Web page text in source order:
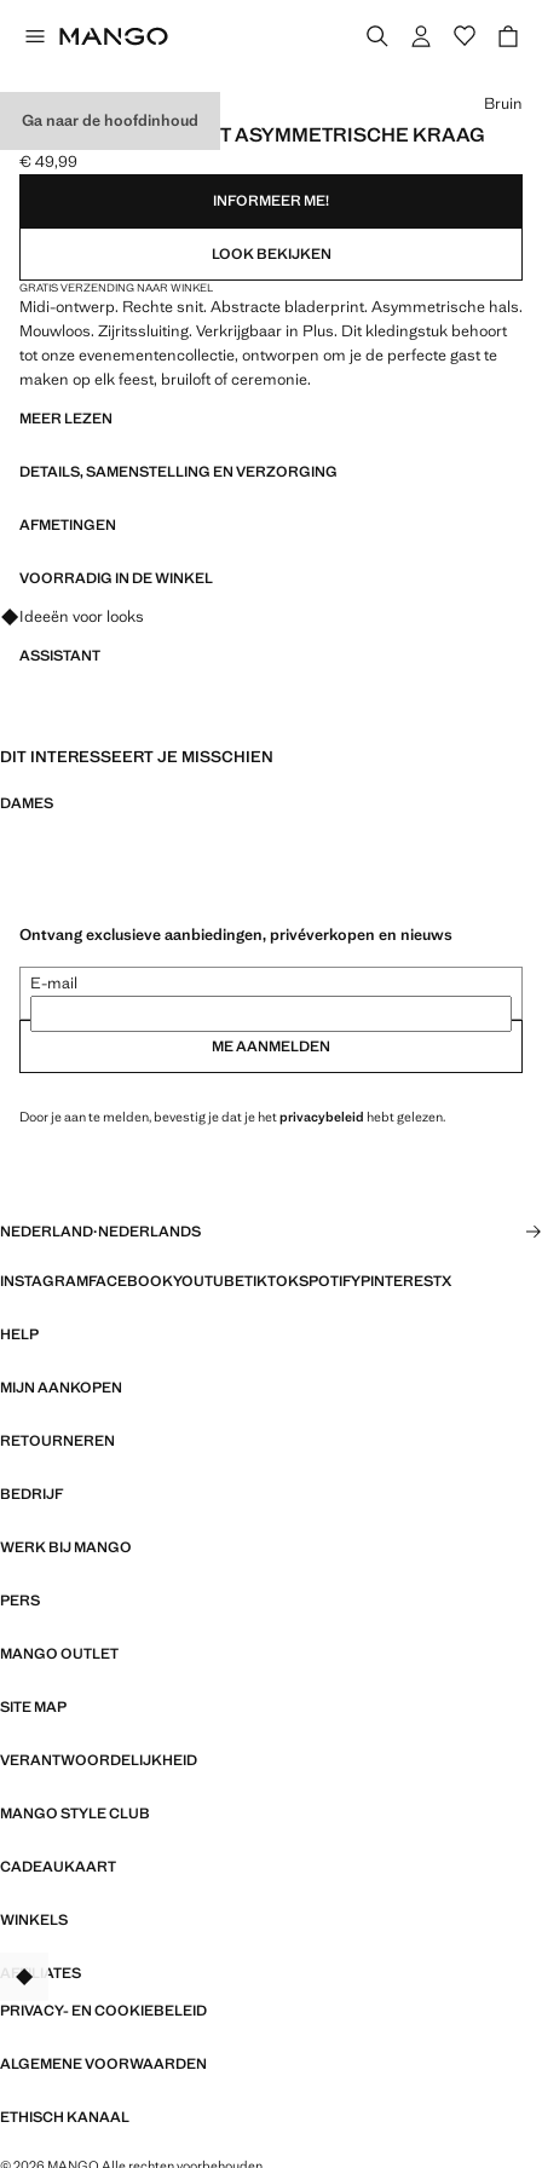
Ga naar de hoofdinhoud
BEDRUKTE JURK MET ASYMMETRISCHE KRAAG
Huidige prijs [€ 49,99 ]
€ 49,99
Kies een kleur
Bruin
INFORMEER ME!
LOOK BEKIJKEN
GRATIS VERZENDING NAAR WINKEL
Midi-ontwerp. Rechte snit. Abstracte bladerprint. Asymmetrische hals.
Mouwloos. Zijritssluiting. Verkrijgbaar in Plus. Dit kledingstuk behoort
tot onze evenementencollectie, ontworpen om je de perfecte gast te
maken op elk feest, bruiloft of ceremonie.
MEER LEZEN
DETAILS, SAMENSTELLING EN VERZORGING
AFMETINGEN
VOORRADIG IN DE WINKEL
Vraag om outfitideeën, kledingstukken en trends
Ideeën voor looks
ASSISTANT
DIT INTERESSEERT JE MISSCHIEN
DAMES
Ontvang exclusieve aanbiedingen, privéverkopen en nieuws
E-mail
ME AANMELDEN
Door je aan te melden, bevestig je dat je hetprivacybeleid hebt gelezen.
NEDERLAND·NEDERLANDS
INSTAGRAMFACEBOOKYOUTUBETIKTOKSPOTIFYPINTERESTX
HELP
MIJN AANKOPEN
RETOURNEREN
BEDRIJF
WERK BIJ MANGO
PERS
MANGO OUTLET
SITE MAP
VERANTWOORDELIJKHEID
MANGO STYLE CLUB
CADEAUKAART
WINKELS
AFFILIATES
PRIVACY- EN COOKIEBELEID
ALGEMENE VOORWAARDEN
ETHISCH KANAAL